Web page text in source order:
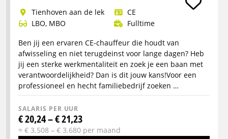
Allround
Vrachtwagenchauffeur
(CE)
Tienhoven aan de lek
CE
LBO, MBO
Fulltime
Ben jij een ervaren CE-chauffeur die houdt van
afwisseling en niet terugdeinst voor lange dagen? Heb
jij een sterke werkmentaliteit en zoek je een baan met
verantwoordelijkheid? Dan is dit jouw kans!Voor een
professioneel en hecht familiebedrijf zoeken …
SALARIS PER UUR
€ 20,24 – € 21,23
≈ € 3.508 – € 3.680 per maand